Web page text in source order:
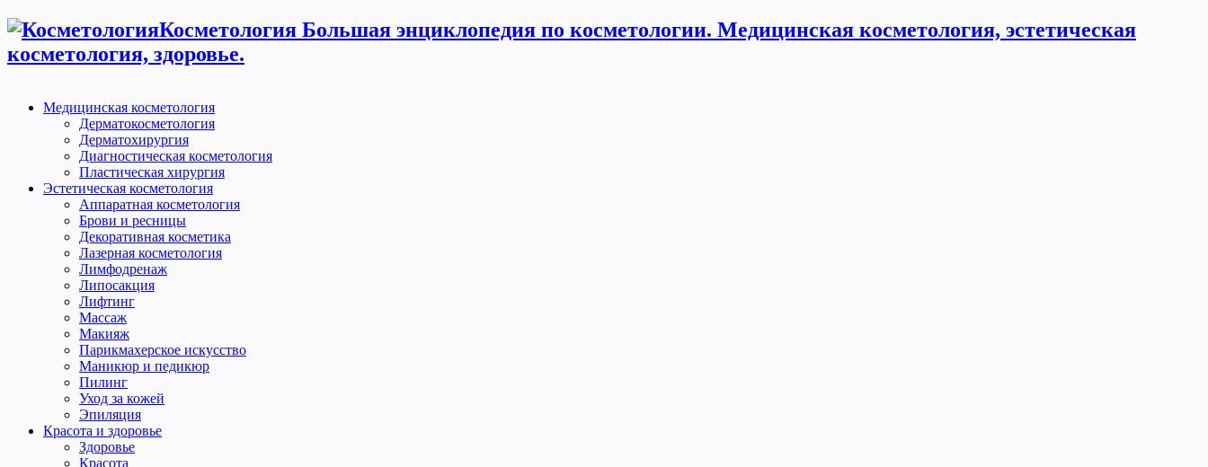
Косметология Большая энциклопедия по косметологии. Медицинская косметология, эстетическая
косметология, здоровье.
Медицинская косметология
Дерматокосметология
Дерматохирургия
Диагностическая косметология
Пластическая хирургия
Эстетическая косметология
Аппаратная косметология
Брови и ресницы
Декоративная косметика
Лазерная косметология
Лимфодренаж
Липосакция
Лифтинг
Массаж
Макияж
Парикмахерское искусство
Маникюр и педикюр
Пилинг
Уход за кожей
Эпиляция
Красота и здоровье
Здоровье
Красота